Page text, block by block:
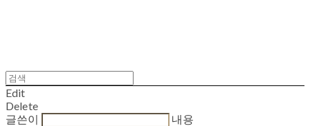
Edit
Delete
글쓴이
내용